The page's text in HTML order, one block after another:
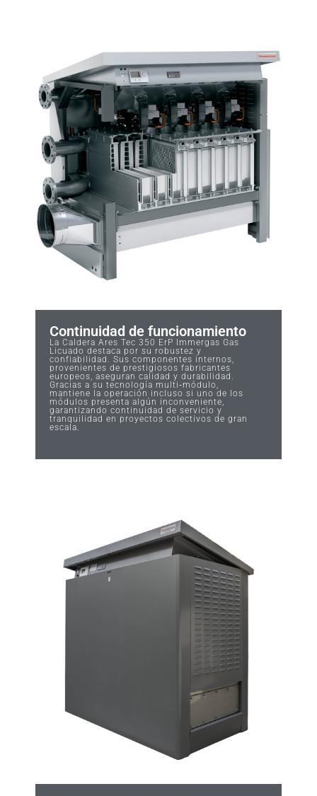
Continuidad de funcionamiento
La Caldera Ares Tec 350 ErP Immergas Gas
Licuado destaca por su robustez y
confiabilidad. Sus componentes internos,
provenientes de prestigiosos fabricantes
europeos, aseguran calidad y durabilidad.
Gracias a su tecnología multi‑módulo,
mantiene la operación incluso si uno de los
módulos presenta algún inconveniente,
garantizando continuidad de servicio y
tranquilidad en proyectos colectivos de gran
escala.